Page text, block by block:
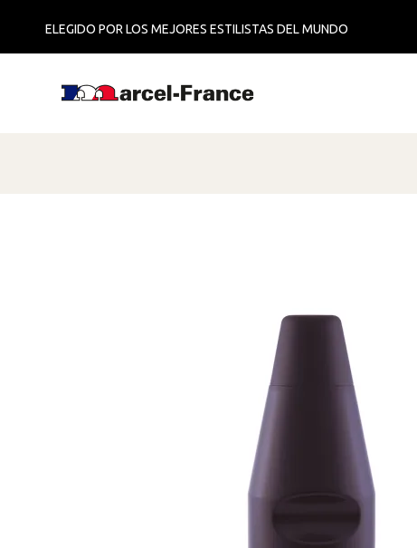
ELEGIDO POR LOS MEJORES ESTILISTAS DEL MUNDO